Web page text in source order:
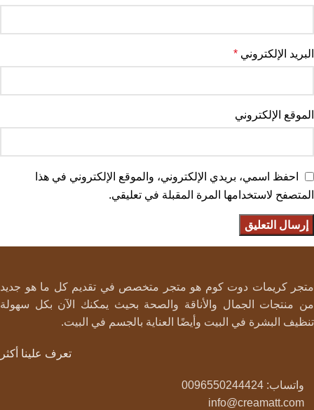
البريد الإلكتروني *
الموقع الإلكتروني
احفظ اسمي، بريدي الإلكتروني، والموقع الإلكتروني في هذا
المتصفح لاستخدامها المرة المقبلة في تعليقي.
متجر كريمات دوت كوم هو متجر متخصص في تقديم كل ما هو جديد
من منتجات الجمال والأناقة والصحة بحيث يمكنك الآن بكل سهولة
تنظيف البشرة في البيت وأيضًا العناية بالجسم في البيت.
تعرف علينا أكثر
واتساب: 0096550244424
info@creamatt.com